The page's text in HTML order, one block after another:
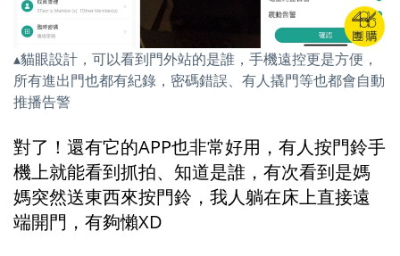
▴貓眼設計，可以看到門外站的是誰，手機遠控更是方便，
所有進出門也都有紀錄，密碼錯誤、有人撬門等也都會自動
推播告警
對了！還有它的APP也非常好用，有人按門鈴手
機上就能看到抓拍、知道是誰，有次看到是媽
媽突然送東西來按門鈴，我人躺在床上直接遠
端開門，有夠懶XD